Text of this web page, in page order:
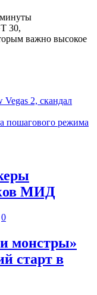
30,
важно высокое
Vegas 2, скандал
пошагового режима
МИД
0
монстры»
старт в